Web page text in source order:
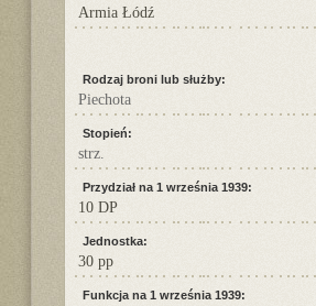
Armia Łódź
Rodzaj broni lub służby:
Piechota
Stopień:
strz.
Przydział na 1 września 1939:
10 DP
Jednostka:
30 pp
Funkcja na 1 września 1939: